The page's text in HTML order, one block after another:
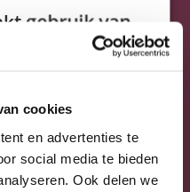
cookies
en advertenties te
social media te bieden
Ook delen we
gebruik van
ook informatie
met onze
die deze
informatie die